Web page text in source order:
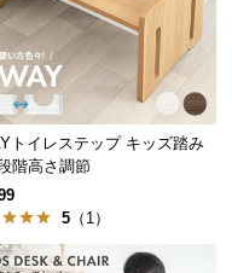
トイレステップ キッズ踏み
階高さ調節
5 （1）